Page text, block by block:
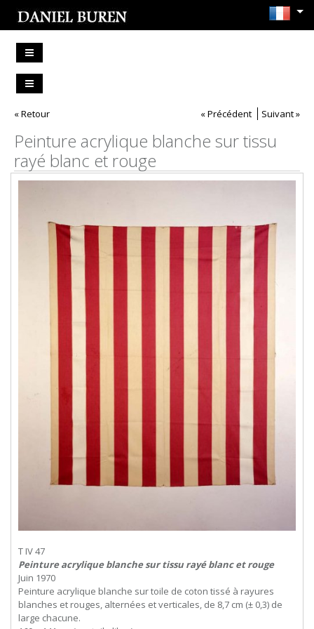
« Retour « Précédent Suivant »
Peinture acrylique blanche sur tissu
rayé blanc et rouge
T IV 47
Peinture acrylique blanche sur tissu rayé blanc et rouge
Juin 1970
Peinture acrylique blanche sur toile de coton tissé à rayures
blanches et rouges, alternées et verticales, de 8,7 cm (± 0,3) de
large chacune.